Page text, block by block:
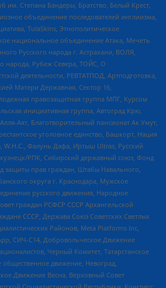
им. Степана Бандеры, Братство, Белый Крест,
объединение последователей инглиизма,
TulaSkins, Этнополитическое
национальное объединение Атака, Мечеть
Русского народа г. Астрахани, ВОЛЯ,
народа, Рубеж Севера, ТОЙС, О
деятельности, РЕВТАТПОД, Артподготовка,
Матери Державная, Сектор 16,
правозащитная группа МПГ, Курсом
инициативная группа, Автоград Крю,
Аят, Благотворительный пансионат Ак Умут,
уголовное единство, Башкорт, Нация
W.H.С., Фалунь Дафа, Иртыш Ultras, Русский
РПК, Сибирский державный союз, Фонд
защиты прав граждан, Штабы Навального,
округа г. Краснодара, Мужское
русского движения, Народное
граждан РСФСР СССР Архангельской
СССР, Держава Союз Советских Светлых
Районов, Meta Platforms Inc,
СИЧ-С14, Добровольческое Движение
Черный Комитет, Татарстанское
общественное движение, Невоград,
Движение Весна, Верховный Совет